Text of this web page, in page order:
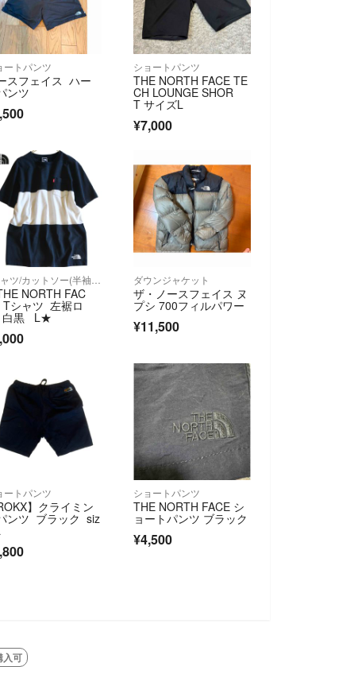
ートパンツ
スフェイス ハー
ンツ
ショートパンツ
THE NORTH FACE TE
CH LOUNGE SHOR
T サイズL
¥7,000
NORTH FAC
Tシャツ 左裾ロ
白黒 L★
ダウンジャケット
ザ・ノースフェイス ヌ
プシ 700フィルパワー
¥11,500
ートパンツ
】クライミン
ンツ ブラック siz
ショートパンツ
THE NORTH FACE シ
ョートパンツ ブラック
¥4,500
入可